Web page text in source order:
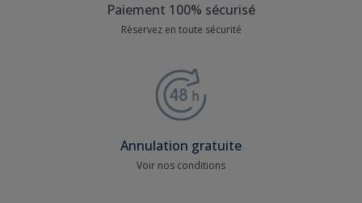
Paiement 100% sécurisé
Réservez en toute sécurité
Annulation gratuite
Voir nos conditions